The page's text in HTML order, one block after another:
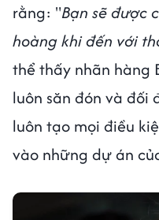
rằng: "Bạn sẽ được
hoàng khi đến với
thể thấy nhãn hàng
luôn săn đón và đối
luôn tạo mọi điều
vào những dự án